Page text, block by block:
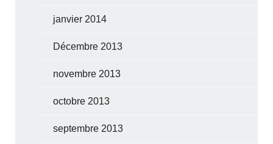
janvier 2014
Décembre 2013
novembre 2013
octobre 2013
septembre 2013